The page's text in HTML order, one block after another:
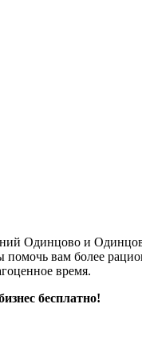
Одинцово и
помочь вам более
время.
бесплатно!